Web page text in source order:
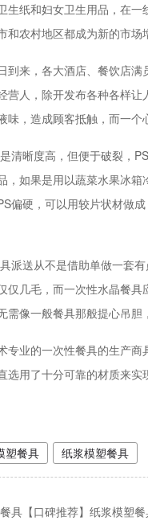
生纸和妇女卫生用品，在
和农村地区都成为新的市场
到来，各大酒店、餐饮店
营人，除开发布各种各样
味，造成顾客抵触，而一个
清晰度高，但便于破裂，
，如果是用以蔬菜水果冰
偏硬，可以用较片状材做
派送从不是借助单做一套
仅几毛，而一次性水晶餐
需像一般餐具那般提心吊胆
专业的一次性餐具的生产
选用了十分可靠的材质来实
塑餐具 纸浆模塑餐具
具【口碑推荐】纸浆模塑